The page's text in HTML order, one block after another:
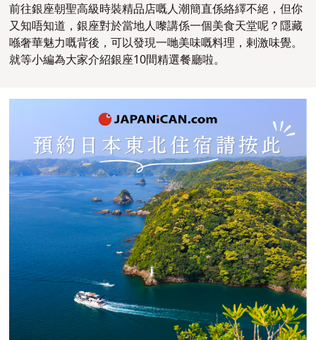
前往銀座朝聖高級時裝精品店嘅人潮簡直係絡繹不絕，但你
又知唔知道，銀座對於當地人嚟講係一個美食天堂呢？隱藏
喺奢華魅力嘅背後，可以發現一哋美味嘅料理，剌激味覺。
就等小編為大家介紹銀座10間精選餐廳啦。